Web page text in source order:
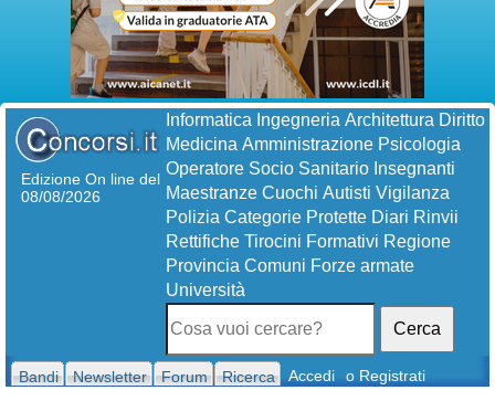
Edizione On line del
08/08/2026
Informatica Ingegneria Architettura Diritto
Medicina Amministrazione Psicologia
Operatore Socio Sanitario Insegnanti
Maestranze Cuochi Autisti Vigilanza
Polizia Categorie Protette Diari Rinvii
Rettifiche Tirocini Formativi Regione
Provincia Comuni Forze armate
Università
Cerca
Bandi Newsletter Forum Ricerca Accedi o Registrati